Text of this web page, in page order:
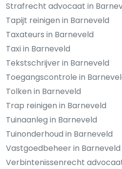
Strafrecht advocaat in
Tapijt reinigen in Barneveld
Taxateurs in Barneveld
Taxi in Barneveld
Tekstschrijver in Barneveld
Toegangscontrole in
Tolken in Barneveld
Trap reinigen in Barneveld
Tuinaanleg in Barneveld
Tuinonderhoud in Barneveld
Vastgoedbeheer in Barneveld
Verbintenissenrecht